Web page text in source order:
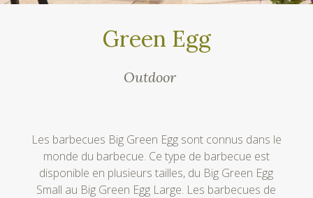
Green Egg
Outdoor
Les barbecues Big Green Egg sont connus dans le
monde du barbecue. Ce type de barbecue est
disponible en plusieurs tailles, du Big Green Egg
Small au Big Green Egg Large. Les barbecues de